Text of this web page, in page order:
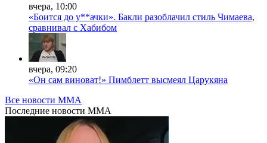
вчера, 10:00
«Боится до у**ачки». Бакли разоблачил стиль Чимаева,
сравнивал с Хабибом
вчера, 09:20
«Он сам виноват!» Пимблетт высмеял Царукяна
Все новости MMA
Последние новости MMA